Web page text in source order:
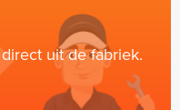
uit de fabriek.